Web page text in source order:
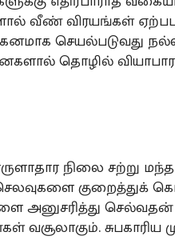
வீண் விரயங்கள்
செயல்படுவது
தொழில்
நிலை சற்று
குறைத்துக்
அனுசரித்து
வசூலாகும்.